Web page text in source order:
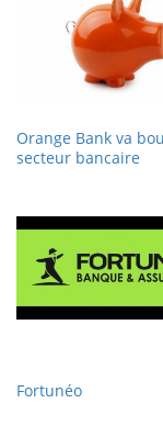
Orange Bank va
secteur bancaire
Fortunéo